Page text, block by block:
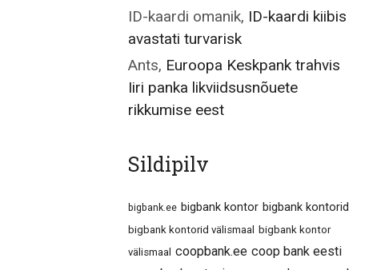
ID-kaardi omanik, ID-kaardi kiibis
avastati turvarisk
Ants, Euroopa Keskpank trahvis
Iiri panka likviidsusnõuete
rikkumise eest
Sildipilv
bigbank.ee bigbank kontor bigbank kontorid
bigbank kontorid välismaal
bigbank kontor
välismaal coopbank.ee coop bank eesti